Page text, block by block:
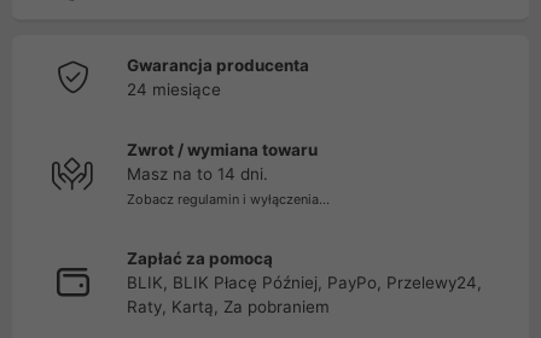
Gwarancja producenta
24 miesiące
Zwrot / wymiana towaru
Masz na to 14 dni.
Zobacz regulamin i wyłączenia...
Zapłać za pomocą
BLIK, BLIK Płacę Później, PayPo, Przelewy24,
Raty, Kartą, Za pobraniem